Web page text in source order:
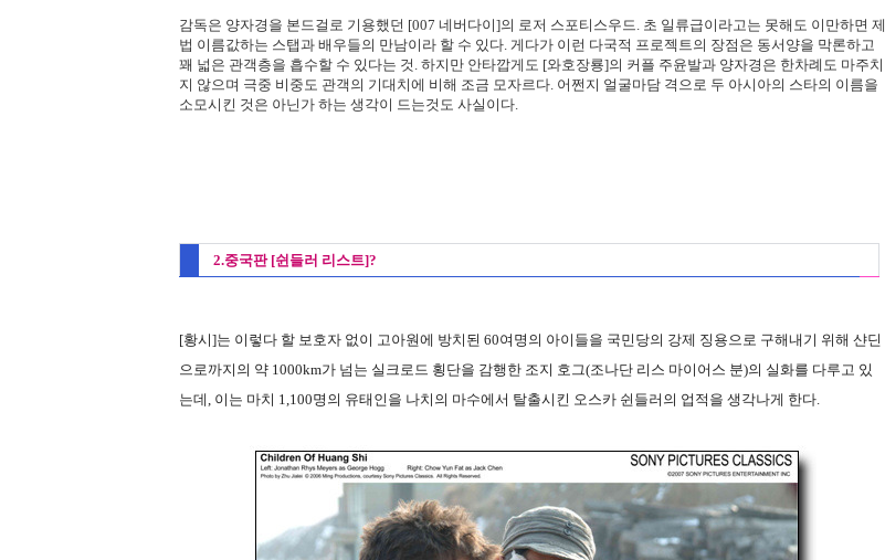
감독은 양자경을 본드걸로 기용했던 [007 네버다이]의 로저 스포티스우드. 초 일류급이라고는 못해도 이만하면 제
법 이름값하는 스탭과 배우들의 만남이라 할 수 있다. 게다가 이런 다국적 프로젝트의 장점은 동서양을 막론하고
꽤 넓은 관객층을 흡수할 수 있다는 것. 하지만 안타깝게도 [와호장룡]의 커플 주윤발과 양자경은 한차례도 마주치
지 않으며 극중 비중도 관객의 기대치에 비해 조금 모자르다. 어쩐지 얼굴마담 격으로 두 아시아의 스타의 이름을
소모시킨 것은 아닌가 하는 생각이 드는것도 사실이다.
2.중국판 [쉰들러 리스트]?
[황시]는 이렇다 할 보호자 없이 고아원에 방치된 60여명의 아이들을 국민당의 강제 징용으로 구해내기 위해 샨딘
으로까지의 약 1000km가 넘는 실크로드 횡단을 감행한 조지 호그(조나단 리스 마이어스 분)의 실화를 다루고 있
는데, 이는 마치 1,100명의 유태인을 나치의 마수에서 탈출시킨 오스카 쉰들러의 업적을 생각나게 한다.